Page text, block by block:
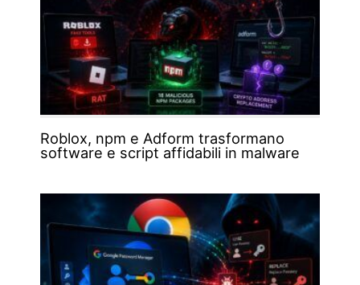
Roblox, npm e Adform trasformano
software e script affidabili in malware